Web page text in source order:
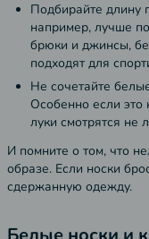
Подбирайте длину
например, лучше
брюки и джинсы,
подходят для
Не сочетайте
Особенно если это
луки смотрятся не
И помните о том, что
образе. Если носки
сдержанную одежду.